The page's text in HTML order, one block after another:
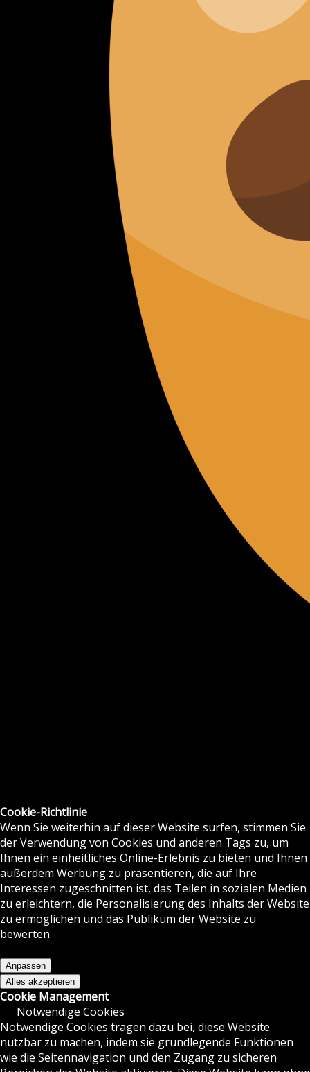
Cookie-Richtlinie
Wenn Sie weiterhin auf dieser Website surfen, stimmen Sie
der Verwendung von Cookies und anderen Tags zu, um
Ihnen ein einheitliches Online-Erlebnis zu bieten und Ihnen
außerdem Werbung zu präsentieren, die auf Ihre
Interessen zugeschnitten ist, das Teilen in sozialen Medien
zu erleichtern, die Personalisierung des Inhalts der Website
zu ermöglichen und das Publikum der Website zu
bewerten.
Anpassen
Alles akzeptieren
Cookie Management
Notwendige Cookies
Notwendige Cookies tragen dazu bei, diese Website
nutzbar zu machen, indem sie grundlegende Funktionen
wie die Seitennavigation und den Zugang zu sicheren